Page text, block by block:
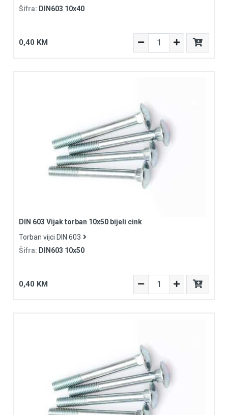
Šifra: DIN603 10x40
0,40 KM
DIN 603 Vijak torban 10x50 bijeli cink
Torban vijci DIN 603
Šifra: DIN603 10x50
0,40 KM